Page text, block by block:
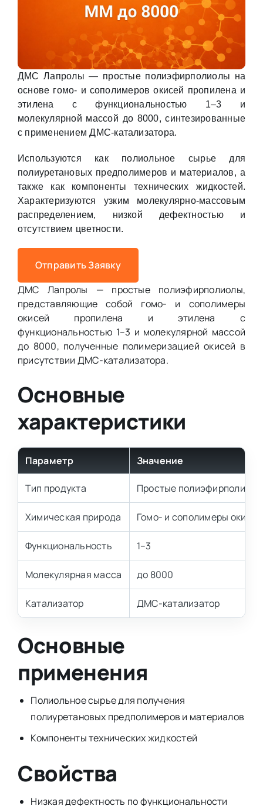
ДМС Лапролы — простые полиэфирполиолы на
основе гомо- и сополимеров окисей пропилена и
этилена с функциональностью 1–3 и
молекулярной массой до 8000, синтезированные
с применением ДМС-катализатора.
Используются как полиольное сырье для
полиуретановых предполимеров и материалов, а
также как компоненты технических жидкостей.
Характеризуются узким молекулярно-массовым
распределением, низкой дефектностью и
отсутствием цветности.
Отправить Заявку
ДМС Лапролы — простые полиэфирполиолы,
представляющие собой гомо- и сополимеры
окисей пропилена и этилена с
функциональностью 1–3 и молекулярной массой
до 8000, полученные полимеризацией окисей в
присутствии ДМС-катализатора.
Основные
характеристики
Параметр Значение
Тип продукта Простые полиэфирполиолы
Химическая природа Гомо- и сополимеры
Функциональность 1–3
Молекулярная масса до 8000
Катализатор ДМС-катализатор
Основные
применения
Полиольное сырье для получения
полиуретановых предполимеров и материалов
Компоненты технических жидкостей
Свойства
Низкая дефектность по функциональности